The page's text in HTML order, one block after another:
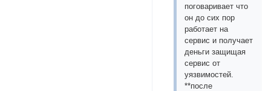
поговаривает что
он до сих пор
работает на
сервис и получает
деньги защищая
сервис от
уязвимостей.
**после